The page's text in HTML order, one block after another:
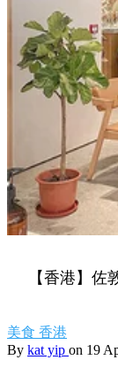
【香港】佐
美食 香港
By kat yip on 19